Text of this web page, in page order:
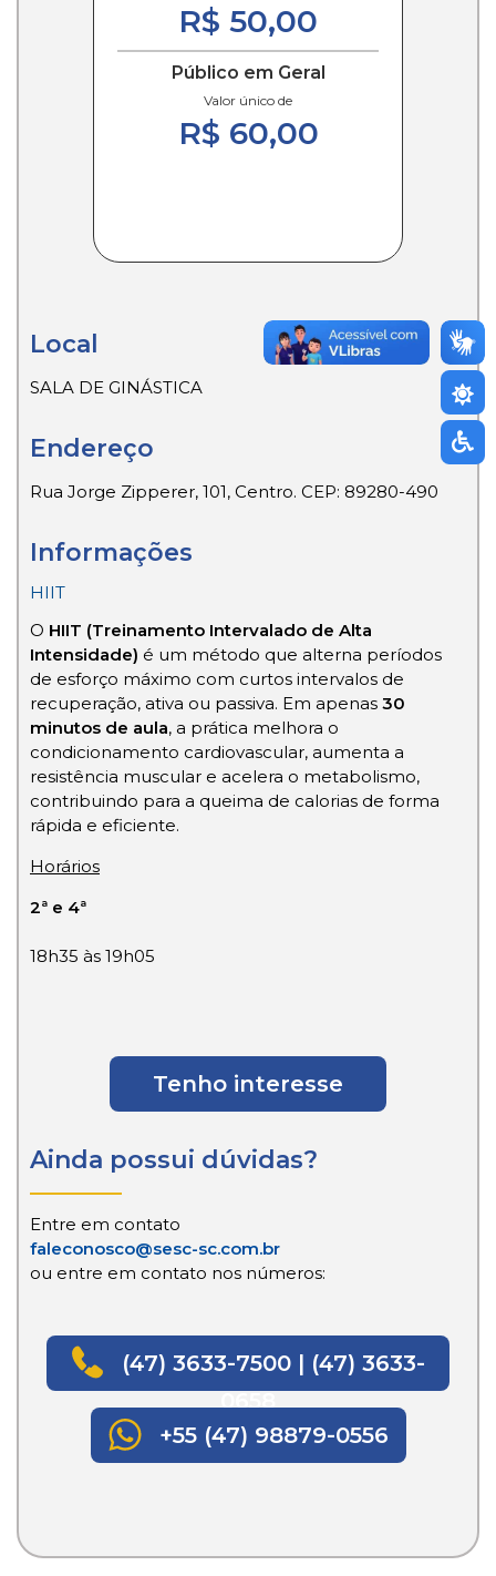
R$ 50,00
Público em Geral
Valor único de
R$ 60,00
Local
SALA DE GINÁSTICA
Endereço
Rua Jorge Zipperer, 101, Centro. CEP: 89280-490
Informações
HIIT
O HIIT (Treinamento Intervalado de Alta
Intensidade) é um método que alterna períodos
de esforço máximo com curtos intervalos de
recuperação, ativa ou passiva. Em apenas 30
minutos de aula, a prática melhora o
condicionamento cardiovascular, aumenta a
resistência muscular e acelera o metabolismo,
contribuindo para a queima de calorias de forma
rápida e eficiente.
Horários
2ª e 4ª
18h35 às 19h05
Tenho interesse
Ainda possui dúvidas?
Entre em contato
faleconosco@sesc-sc.com.br
ou entre em contato nos números:
(47) 3633-7500 | (47) 3633-
+55 (47) 98879-0556